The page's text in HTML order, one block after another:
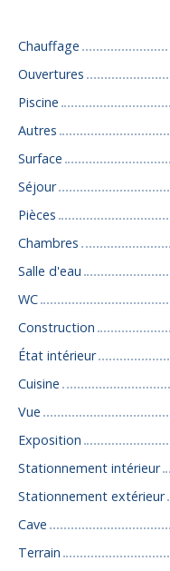
Chauffage
Ouvertures
Piscine
Autres
Surface
Séjour
Pièces
Chambres
Salle d'eau
WC
Construction
État intérieur
Cuisine
Vue
Exposition
Stationnement intérieur
Stationnement extérieur
Cave
Terrain